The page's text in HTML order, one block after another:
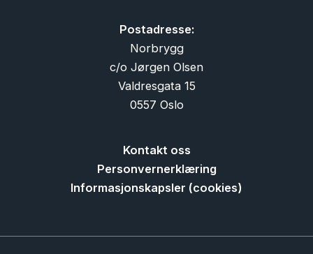
Postadresse:
Norbrygg
c/o Jørgen Olsen
Valdresgata 15
0557 Oslo
Kontakt oss
Personvernerklæring
Informasjonskapsler (cookies)